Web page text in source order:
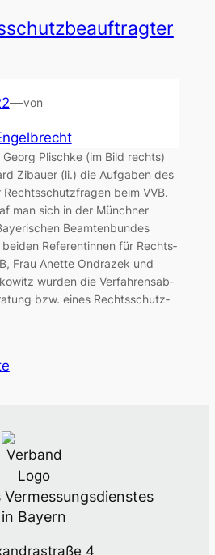
—von
Plisch­ke (im Bild rechts)
Zibau­er (li.) die Auf­ga­ben des
beim VVB.
man sich in der Münch­ner
Beam­ten­bun­des
bei­den Refe­ren­tin­nen für Rechts­
Frau Anet­te Ondra­zek und
wur­den die Ver­fah­rens­ab­
bzw. eines Rechts­schutz­
in Bayern
4